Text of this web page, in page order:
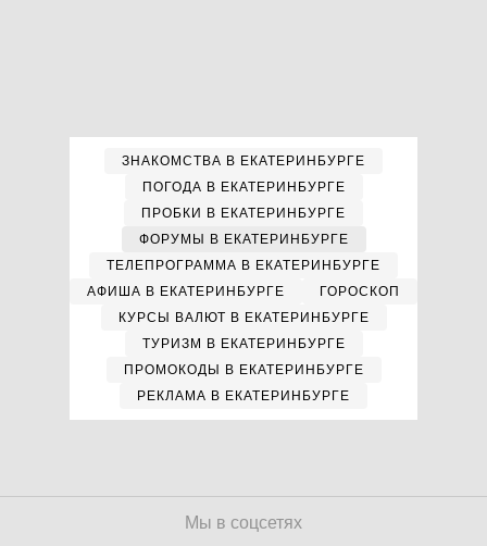
ЗНАКОМСТВА В ЕКАТЕРИНБУРГЕ
ПОГОДА В ЕКАТЕРИНБУРГЕ
ПРОБКИ В ЕКАТЕРИНБУРГЕ
ФОРУМЫ В ЕКАТЕРИНБУРГЕ
ТЕЛЕПРОГРАММА В ЕКАТЕРИНБУРГЕ
АФИША В ЕКАТЕРИНБУРГЕ
ГОРОСКОП
КУРСЫ ВАЛЮТ В ЕКАТЕРИНБУРГЕ
ТУРИЗМ В ЕКАТЕРИНБУРГЕ
ПРОМОКОДЫ В ЕКАТЕРИНБУРГЕ
РЕКЛАМА В ЕКАТЕРИНБУРГЕ
Мы в соцсетях